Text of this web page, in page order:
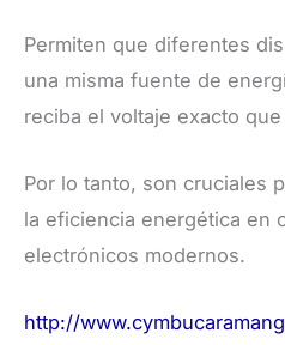
Permiten que diferentes
una misma fuente de
reciba el voltaje exacto
Por lo tanto, son cruciales
la eficiencia energética en
electrónicos modernos.
http://